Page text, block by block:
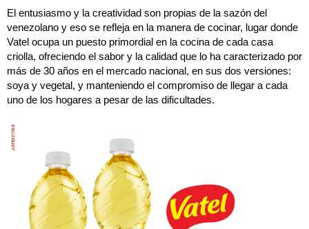
El entusiasmo y la creatividad son propias de la sazón del
venezolano y eso se refleja en la manera de cocinar, lugar donde
Vatel ocupa un puesto primordial en la cocina de cada casa
criolla, ofreciendo el sabor y la calidad que lo ha caracterizado por
más de 30 años en el mercado nacional, en sus dos versiones:
soya y vegetal, y manteniendo el compromiso de llegar a cada
uno de los hogares a pesar de las dificultades.